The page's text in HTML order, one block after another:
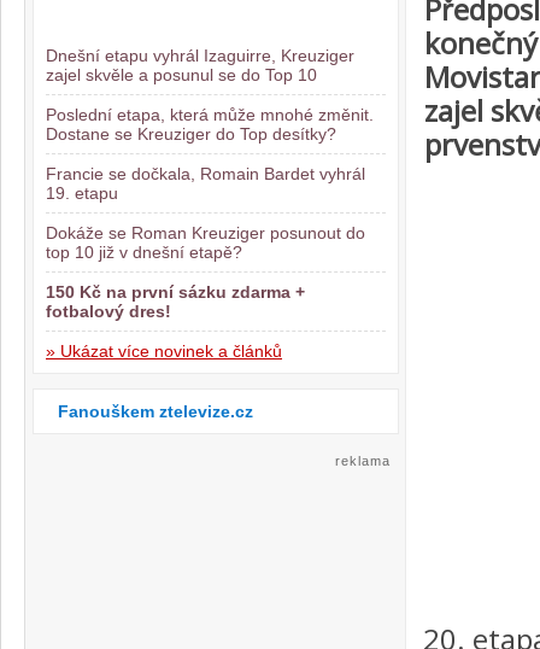
Dnešní etapu vyhrál Izaguirre, Kreuziger
zajel skvěle a posunul se do Top 10
Poslední etapa, která může mnohé změnit.
Dostane se Kreuziger do Top desítky?
Francie se dočkala, Romain Bardet vyhrál
19. etapu
Dokáže se Roman Kreuziger posunout do
top 10 již v dnešní etapě?
150 Kč na první sázku zdarma +
fotbalový dres!
» Ukázat více novinek a článků
Fanouškem ztelevize.cz
reklama
zajel